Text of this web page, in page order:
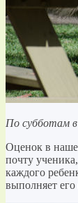
По субботам
Оценок в
почту
каждого
выполняет